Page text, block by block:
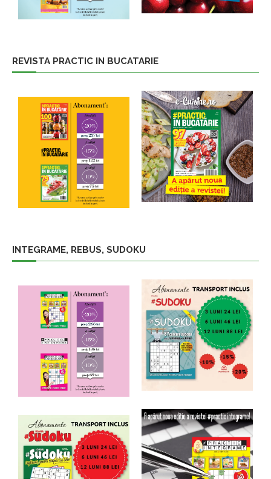
REVISTA PRACTIC IN BUCATARIE
INTEGRAME, REBUS, SUDOKU